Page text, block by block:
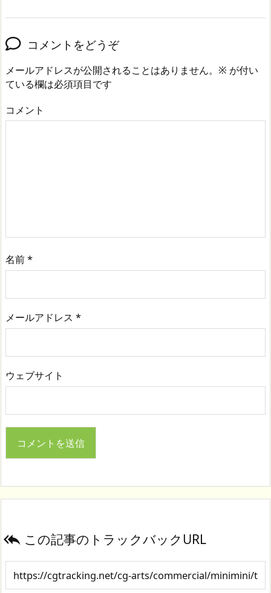
コメントをどうぞ
メールアドレスが公開されることはありません。 ※ が付い
ている欄は必須項目です
コメント
名前*
メールアドレス *
ウェブサイト
 この記事のトラックバックURL